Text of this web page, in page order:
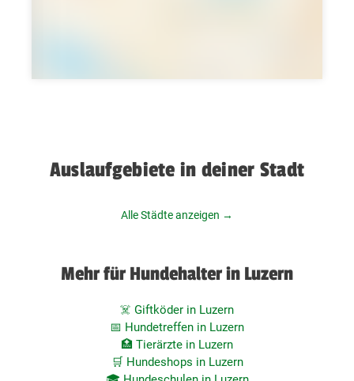
Auslaufgebiete in deiner Stadt
Alle Städte anzeigen →
Mehr für Hundehalter in Luzern
☠️ Giftköder in Luzern
📅 Hundetreffen in Luzern
🏥 Tierärzte in Luzern
🛒 Hundeshops in Luzern